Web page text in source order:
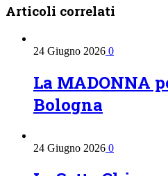
Articoli correlati
24 Giugno 2026 0
La MADONNA
Bologna
24 Giugno 2026 0